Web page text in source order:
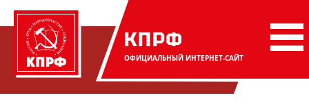
КПРФ
ОФИЦИАЛЬНЫЙ ИНТЕРНЕТ-САЙТ